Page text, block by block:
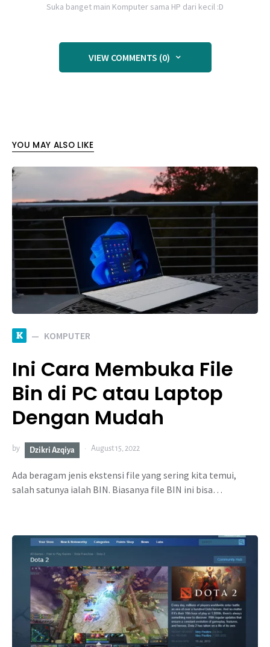
Suka banget main Komputer sama HP dari kecil :D
VIEW COMMENTS (0)
YOU MAY ALSO LIKE
K KOMPUTER
Ini Cara Membuka File
Bin di PC atau Laptop
Dengan Mudah
by Dzikri Azqiya August 15, 2022
Ada beragam jenis ekstensi file yang sering kita temui,
salah satunya ialah BIN. Biasanya file BIN ini bisa…